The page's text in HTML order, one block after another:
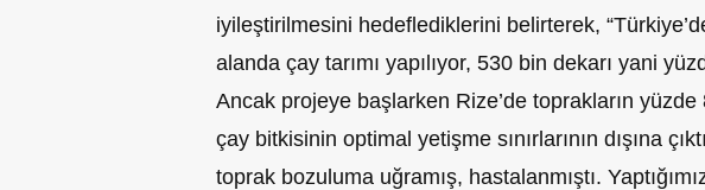
iyileştirilmesini hedeflediklerini belirterek,
alanda çay tarımı yapılıyor, 530 bin dekarı yani
Ancak projeye başlarken Rize’de toprakların yüzde
çay bitkisinin optimal yetişme sınırlarının dışına
toprak bozuluma uğramış, hastalanmıştı.